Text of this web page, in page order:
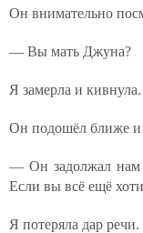
Он внимательно
— Вы мать Джуна?
Я замерла и кивнула.
Он подошёл ближе и
— Он задолжал нам
Если вы всё ещё
Я потеряла дар речи.